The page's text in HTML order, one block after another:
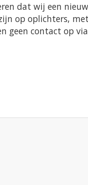
dat wij een
op oplichters,
geen contact op